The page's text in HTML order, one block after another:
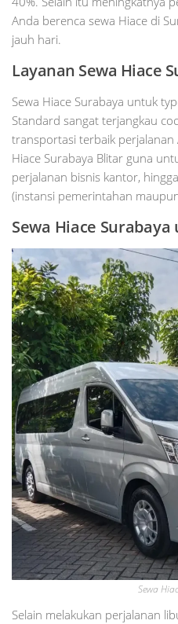
Anda berenca sewa Hiace di
jauh hari.
Layanan Sewa Hiace
Sewa Hiace Surabaya untuk
Standard sangat terjangkau
transportasi terbaik perjalanan
Hiace Surabaya Blitar guna
perjalanan bisnis kantor,
(instansi pemerintahan
Sewa Hiace
Sewa
Selain melakukan perjalanan